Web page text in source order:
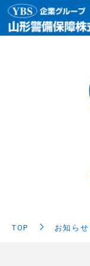
TOP お知らせ